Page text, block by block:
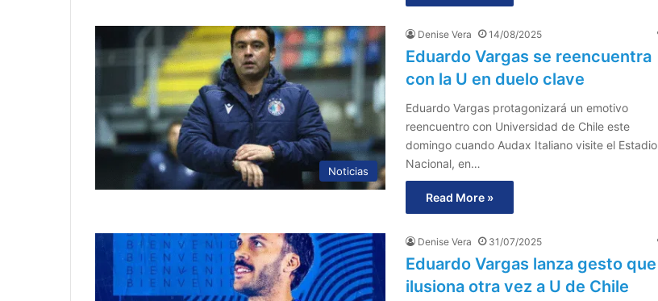
Noticias
Denise Vera 14/08/2025
Eduardo Vargas se reencuentra
con la U en duelo clave
Eduardo Vargas protagonizará un emotivo
reencuentro con Universidad de Chile este
domingo cuando Audax Italiano visite el Estadio
Nacional, en…
Read More »
Denise Vera 31/07/2025
Eduardo Vargas lanza gesto que
ilusiona otra vez a U de Chile